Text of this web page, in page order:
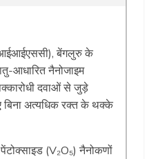
(आईआईएससी), बेंगलुरु के
आधारित नैनोजाइम
दवाओं से जुड़े
बिना अत्यधिक रक्त के थक्के
(V₂O₅) नैनोकणों